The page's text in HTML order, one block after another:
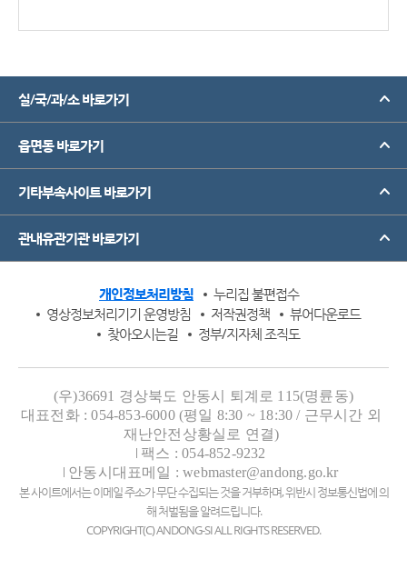
실/국/과/소 바로가기
읍면동 바로가기
기타부속사이트 바로가기
관내유관기관 바로가기
개인정보처리방침
누리집 불편접수
영상정보처리기기 운영방침
저작권정책
뷰어다운로드
찾아오시는길
정부/지자체 조직도
(우)36691 경상북도 안동시 퇴계로 115(명륜동)
대표전화 : 054-853-6000 (평일 8:30 ~ 18:30 / 근무시간 외
재난안전상황실로 연결)
팩스 : 054-852-9232
안동시대표메일 : webmaster@andong.go.kr
본 사이트에서는 이메일 주소가 무단 수집되는 것을 거부하며, 위반시 정보통신법에 의
해 처벌됨을 알려드립니다.
COPYRIGHT(C) ANDONG-SI ALL RIGHTS RESERVED.